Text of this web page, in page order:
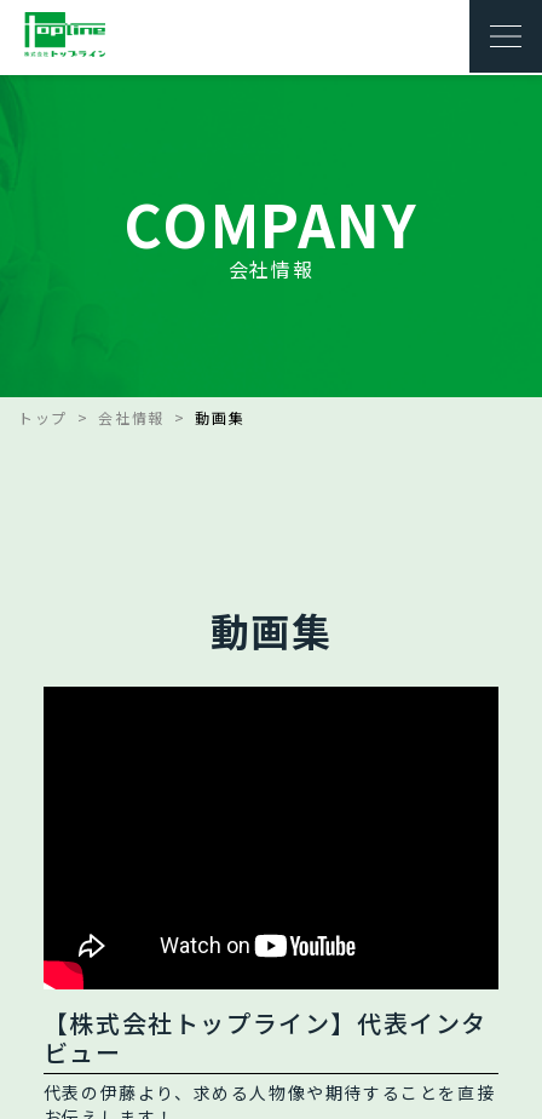
COMPANY
会社情報
トップ 会社情報 動画集
動画集
【株式会社トップライン】代表インタ
ビュー
代表の伊藤より、求める人物像や期待することを直接